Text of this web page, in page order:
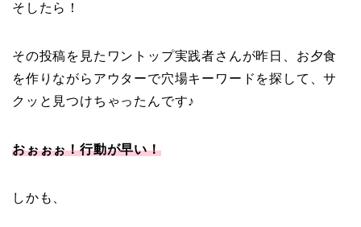
そしたら！
その投稿を見たワントップ実践者さんが昨日、お夕食
を作りながらアウターで穴場キーワードを探して、サ
クッと見つけちゃったんです♪
おぉぉぉ！行動が早い！
しかも、